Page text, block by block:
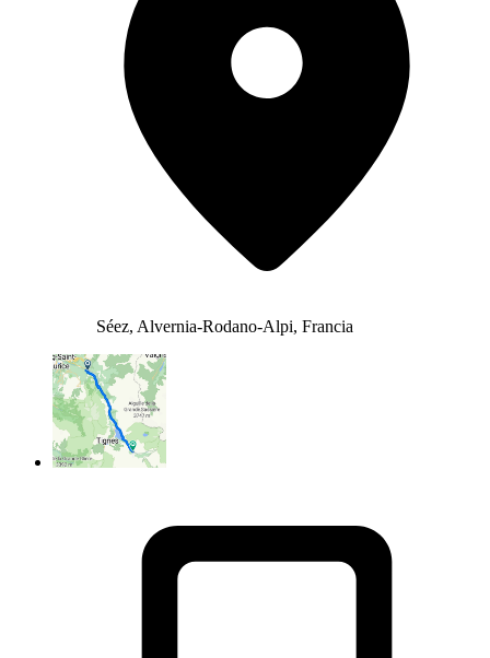
Séez, Alvernia-Rodano-Alpi, Francia